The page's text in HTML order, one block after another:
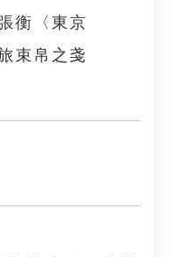
衡〈東京
束帛之戔